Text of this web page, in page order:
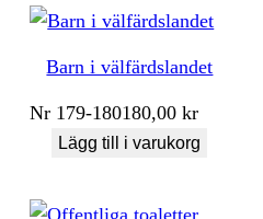
Barn i välfärdslandet
Nr 179-180180,00kr
Lägg till i varukorg